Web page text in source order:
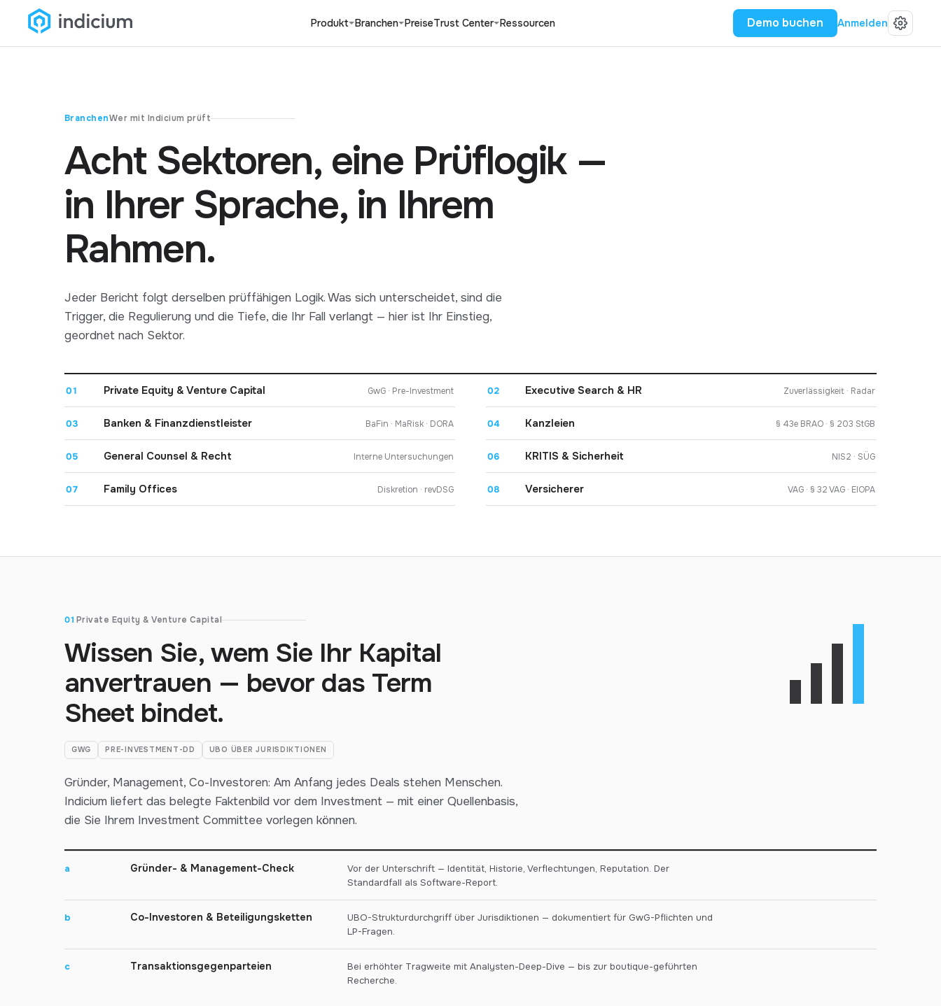
Produkt Branchen PreiseTrust Center Ressourcen Demo buchen Anmelden
BranchenWer mit Indicium prüft
Acht Sektoren, eine Prüflogik —
in Ihrer Sprache, in Ihrem
Rahmen.
Jeder Bericht folgt derselben prüffähigen Logik. Was sich unterscheidet, sind die
Trigger, die Regulierung und die Tiefe, die Ihr Fall verlangt — hier ist Ihr Einstieg,
geordnet nach Sektor.
01 Private Equity & Venture Capital GwG · Pre-Investment 02 Executive Search & HR Zuverlässigkeit · Radar
03 Banken & Finanzdienstleister BaFin · MaRisk · DORA 04 Kanzleien § 43e BRAO · § 203 StGB
05 General Counsel & Recht Interne Untersuchungen 06 KRITIS & Sicherheit NIS2 · SÜG
07 Family Offices Diskretion · revDSG 08 Versicherer VAG · § 32 VAG · EIOPA
01 Private Equity & Venture Capital
Wissen Sie, wem Sie Ihr Kapital
anvertrauen — bevor das Term
Sheet bindet.
GWG PRE-INVESTMENT-DD UBO ÜBER JURISDIKTIONEN
Gründer, Management, Co-Investoren: Am Anfang jedes Deals stehen Menschen.
Indicium liefert das belegte Faktenbild vor dem Investment — mit einer Quellenbasis,
die Sie Ihrem Investment Committee vorlegen können.
a Gründer- & Management-Check
Vor der Unterschrift — Identität, Historie, Verflechtungen, Reputation. Der
Standardfall als Software-Report.
b Co-Investoren & Beteiligungsketten
UBO-Strukturdurchgriff über Jurisdiktionen — dokumentiert für GwG-Pflichten und
LP-Fragen.
c Transaktionsgegenparteien
Bei erhöhter Tragweite mit Analysten-Deep-Dive — bis zur boutique-geführten
Recherche.